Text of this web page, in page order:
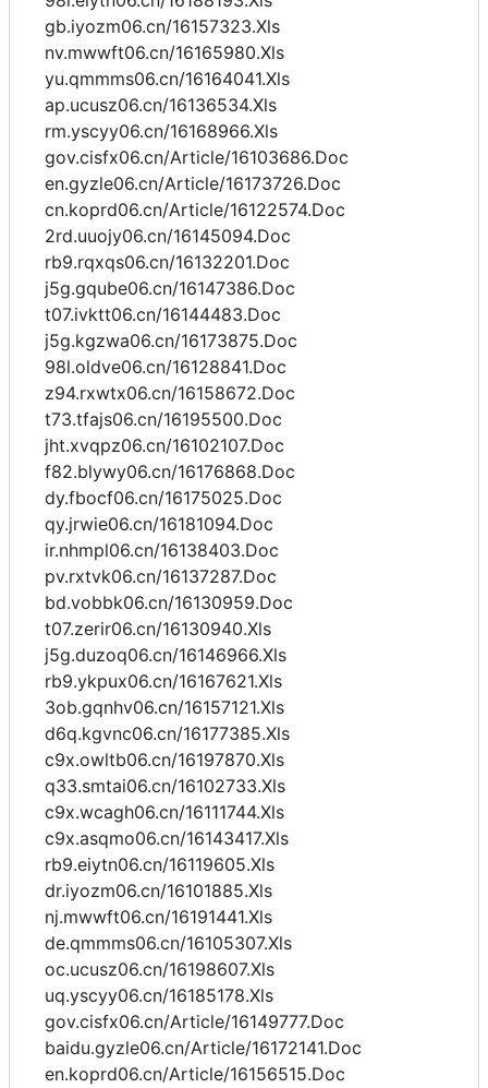
gb.iyozm06.cn/16157323.Xls
nv.mwwft06.cn/16165980.Xls
yu.qmmms06.cn/16164041.Xls
ap.ucusz06.cn/16136534.Xls
rm.yscyy06.cn/16168966.Xls
gov.cisfx06.cn/Article/16103686.Doc
en.gyzle06.cn/Article/16173726.Doc
cn.koprd06.cn/Article/16122574.Doc
2rd.uuojy06.cn/16145094.Doc
rb9.rqxqs06.cn/16132201.Doc
j5g.gqube06.cn/16147386.Doc
t07.ivktt06.cn/16144483.Doc
j5g.kgzwa06.cn/16173875.Doc
98l.oldve06.cn/16128841.Doc
z94.rxwtx06.cn/16158672.Doc
t73.tfajs06.cn/16195500.Doc
jht.xvqpz06.cn/16102107.Doc
f82.blywy06.cn/16176868.Doc
dy.fbocf06.cn/16175025.Doc
qy.jrwie06.cn/16181094.Doc
ir.nhmpl06.cn/16138403.Doc
pv.rxtvk06.cn/16137287.Doc
bd.vobbk06.cn/16130959.Doc
t07.zerir06.cn/16130940.Xls
j5g.duzoq06.cn/16146966.Xls
rb9.ykpux06.cn/16167621.Xls
3ob.gqnhv06.cn/16157121.Xls
d6q.kgvnc06.cn/16177385.Xls
c9x.owltb06.cn/16197870.Xls
q33.smtai06.cn/16102733.Xls
c9x.wcagh06.cn/16111744.Xls
c9x.asqmo06.cn/16143417.Xls
rb9.eiytn06.cn/16119605.Xls
dr.iyozm06.cn/16101885.Xls
nj.mwwft06.cn/16191441.Xls
de.qmmms06.cn/16105307.Xls
oc.ucusz06.cn/16198607.Xls
uq.yscyy06.cn/16185178.Xls
gov.cisfx06.cn/Article/16149777.Doc
baidu.gyzle06.cn/Article/16172141.Doc
en.koprd06.cn/Article/16156515.Doc